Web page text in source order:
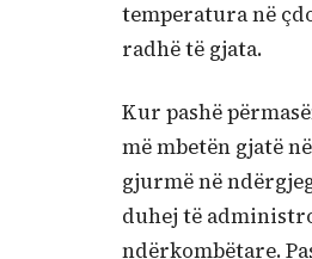
temperatura në
radhë të gjata.
Kur pashë
më mbetën gjatë
gjurmë në
duhej të
ndërkombëtare.